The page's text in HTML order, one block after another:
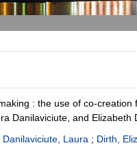
: the use of co-
Danilaviciute, and Elizabeth
Danilaviciute, Laura ; Dirth,